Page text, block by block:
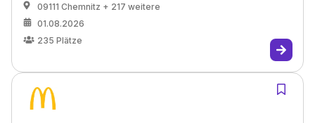
09111 Chemnitz + 217 weitere
01.08.2026
235 Plätze